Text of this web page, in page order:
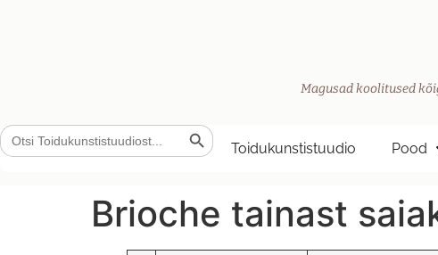
Magusad koolitused
Search
for:
Search Button
Toidukunstistuudio Pood
Brioche tainast